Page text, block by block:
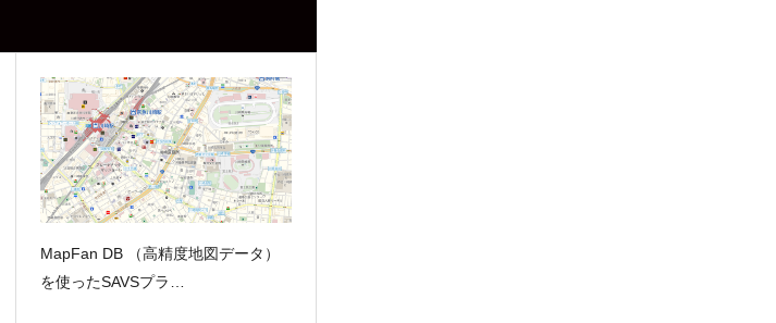
MapFan DB （高精度地図データ）
を使ったSAVSプラ…